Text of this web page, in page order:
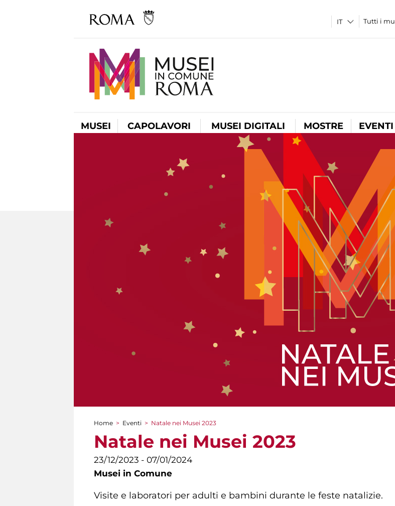
Tutti i
MUSEI CAPOLAVORI MUSEI DIGITALI MOSTRE EVENTI
Tu sei qui
Home > Eventi > Natale nei Musei 2023
Natale nei Musei 2023
23/12/2023 - 07/01/2024
Musei in Comune
Visite e laboratori per adulti e bambini durante le feste natalizie.